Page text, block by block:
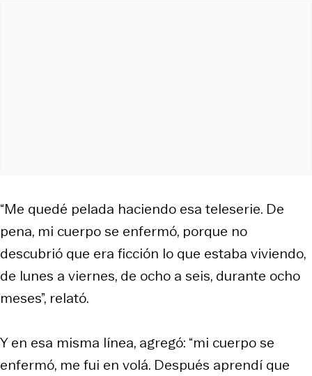
“Me quedé pelada haciendo esa teleserie. De
pena, mi cuerpo se enfermó, porque no
descubrió que era ficción lo que estaba viviendo,
de lunes a viernes, de ocho a seis, durante ocho
meses”, relató.
Y en esa misma línea, agregó: “mi cuerpo se
enfermó, me fui en volá. Después aprendí que